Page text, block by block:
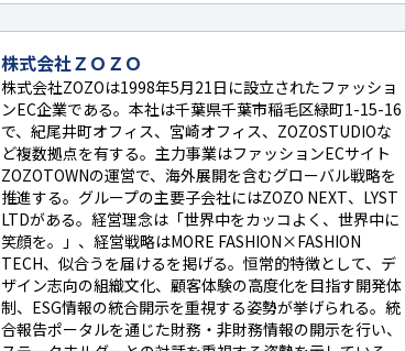
株式会社ＺＯＺＯ
株式会社ZOZOは1998年5月21日に設立されたファッショ
ンEC企業である。本社は千葉県千葉市稲毛区緑町1-15-16
で、紀尾井町オフィス、宮崎オフィス、ZOZOSTUDIOな
ど複数拠点を有する。主力事業はファッションECサイト
ZOZOTOWNの運営で、海外展開を含むグローバル戦略を
推進する。グループの主要子会社にはZOZO NEXT、LYST
LTDがある。経営理念は「世界中をカッコよく、世界中に
笑顔を。」、経営戦略はMORE FASHION×FASHION
TECH、似合うを届けるを掲げる。恒常的特徴として、デ
ザイン志向の組織文化、顧客体験の高度化を目指す開発体
制、ESG情報の統合開示を重視する姿勢が挙げられる。統
合報告ポータルを通じた財務・非財務情報の開示を行い、